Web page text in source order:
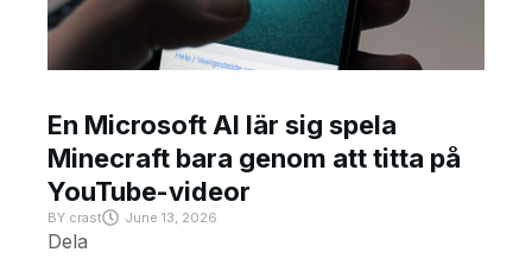
En Microsoft AI lär sig spela
Minecraft bara genom att titta på
YouTube-videor
BY crast June 13, 2026
Dela